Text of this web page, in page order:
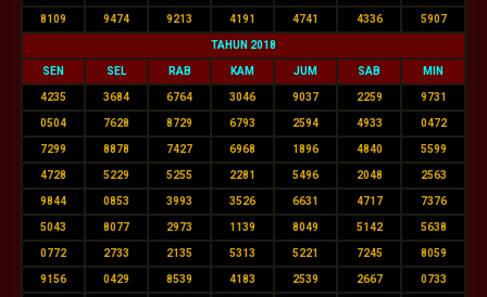
8109 9474 9213 4191 4741 4336 5907
TAHUN 2018
SEN SEL RAB KAM JUM SAB MIN
4235 3684 6764 3046 9037 2259 9731
0504 7628 8729 6793 2594 4933 0472
7299 8878 7427 6968 1896 4840 5599
4728 5229 5255 2281 5496 2048 2563
9844 0853 3993 3526 6631 4717 7376
5043 8077 2973 1139 8049 5142 5638
0772 2733 2135 5313 5221 7245 8059
9156 0429 8539 4183 2539 2667 0733